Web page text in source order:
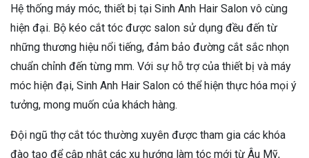
Hệ thống máy móc, thiết bị tại Sinh Anh Hair Salon vô cùng
hiện đại. Bộ kéo cắt tóc được salon sử dụng đều đến từ
những thương hiệu nổi tiếng, đảm bảo đường cắt sắc nhọn
chuẩn chỉnh đến từng mm. Với sự hỗ trợ của thiết bị và máy
móc hiện đại, Sinh Anh Hair Salon có thể hiện thực hóa mọi ý
tưởng, mong muốn của khách hàng.
Đội ngũ thợ cắt tóc thường xuyên được tham gia các khóa
đào tạo để cập nhật các xu hướng làm tóc mới từ Âu Mỹ,